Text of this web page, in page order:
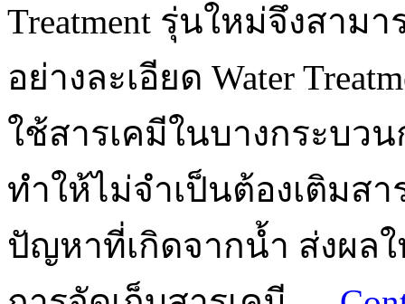
Treatment รุ่นใหม่จึงสา
อย่างละเอียด Water
ใช้สารเคมีในบางกระบว
ทำให้ไม่จำเป็นต้องเติมส
ปัญหาที่เกิดจากน้ำ ส่งผล